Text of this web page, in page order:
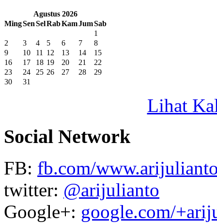
Agustus 2026
MingSenSelRabKamJumSab
1
2
3 4 5 6 7
8
9
10 11 12 13 14
15
16
17 18 19 20 21
22
23
24 25 26 27 28
29
30
31
Lihat
Social Network
FB: fb.com/
twitter: @arijulianto
Google+: google.com/